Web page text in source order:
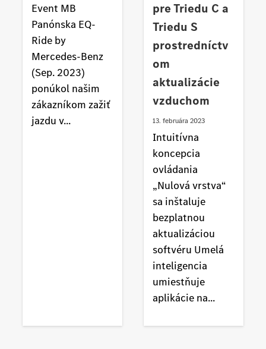
Event MB
Panónska EQ-
Ride by
Mercedes-Benz
(Sep. 2023)
ponúkol našim
zákazníkom zažiť
jazdu v...
pre Triedu C a
Triedu S
prostredníctv
om
aktualizácie
vzduchom
13. februára 2023
Intuitívna
koncepcia
ovládania
„Nulová vrstva“
sa inštaluje
bezplatnou
aktualizáciou
softvéru Umelá
inteligencia
umiestňuje
aplikácie na...